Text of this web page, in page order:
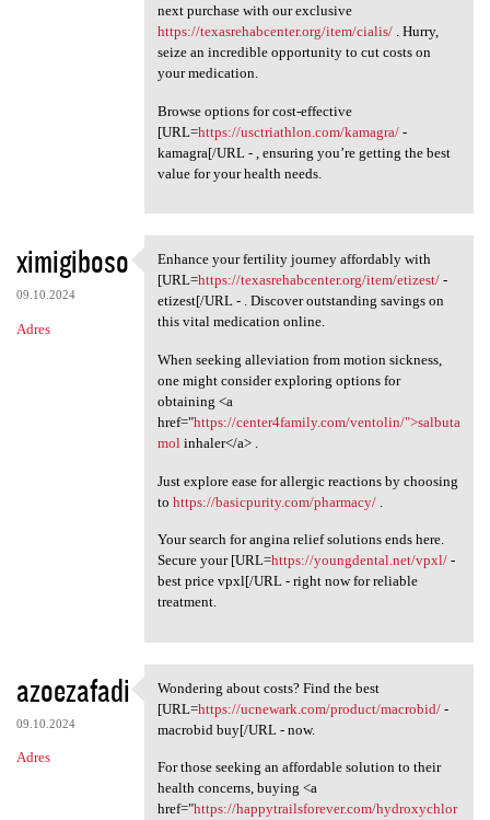
next purchase with our exclusive
https://texasrehabcenter.org/item/cialis/. Hurry,
seize an incredible opportunity to cut costs on
your medication.
Browse options for cost-effective
[URL=https://usctriathlon.com/kamagra/-
kamagra[/URL - , ensuring you’re getting the best
value for your health needs.
ximigiboso
09.10.2024
Adres
Enhance your fertility
Enhance your fertility journey affordably with
[URL=https://texasrehabcenter.org/item/etizest/-
etizest[/URL - . Discover outstanding savings on
this vital medication online.
When seeking alleviation from motion sickness,
one might consider exploring options for
obtaining <a
href="https://center4family.com/ventolin/">salbuta
molinhaler</a> .
Just explore ease for allergic reactions by choosing
to https://basicpurity.com/pharmacy/.
Your search for angina relief solutions ends here.
Secure your [URL=https://youngdental.net/vpxl/-
best price vpxl[/URL - right now for reliable
treatment.
azoezafadi
09.10.2024
Adres
Wondering about costs? Find
Wondering about costs? Find the best
[URL=https://ucnewark.com/product/macrobid/-
macrobid buy[/URL - now.
For those seeking an affordable solution to their
health concerns, buying <a
href="https://happytrailsforever.com/hydroxychlor